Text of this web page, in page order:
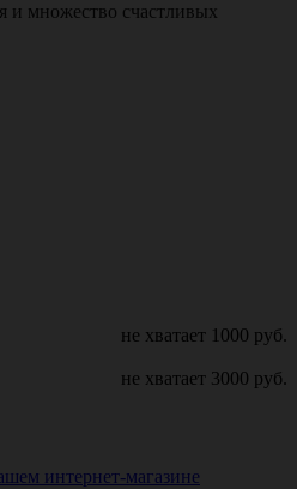
и множество счастливых
не хватает 1000 руб.
не хватает 3000 руб.
интернет-магазине